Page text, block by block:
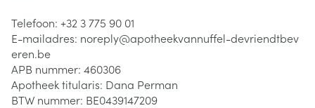
Telefoon: +32 3 775 90 01
E-mailadres: noreply@apotheekvannuffel-devriendtbev
eren.be
APB nummer: 460306
Apotheek titularis: Dana Perman
BTW nummer: BE0439147209